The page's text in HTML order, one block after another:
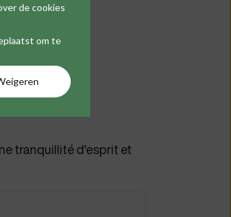
de cookies
om te
tranquillité d'esprit et